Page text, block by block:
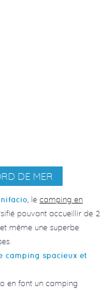
DE MER
, le camping en
pouvant accueillir de 2
même une superbe
camping spacieux et
en font un camping